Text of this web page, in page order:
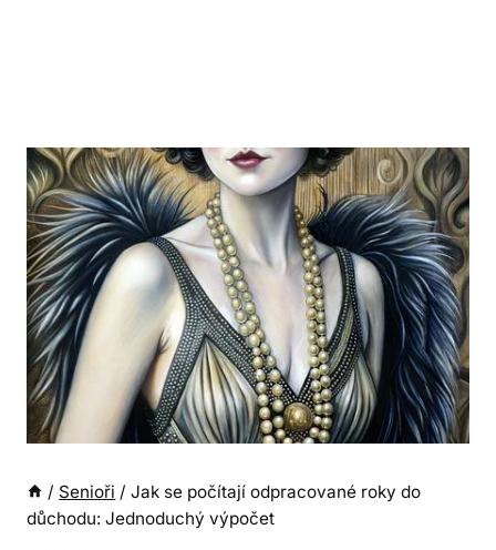
/ Senioři / Jak se počítají odpracované roky do
důchodu: Jednoduchý výpočet